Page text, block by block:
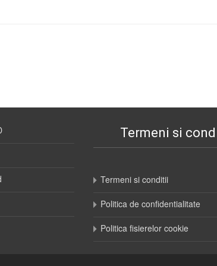
Termeni si
Termeni si conditii
Politica de confidentialitate
Politica fisierelor cookie